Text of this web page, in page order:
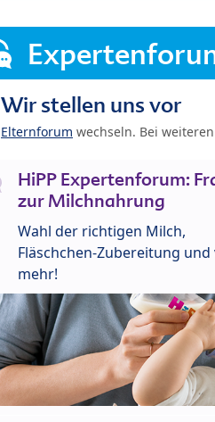
Wir stellen uns vor
Elternforum wechseln. Bei
HiPP Expertenforum:
zur Milchnahrung
Wahl der richtigen Milch,
Fläschchen-Zubereitung und
mehr!